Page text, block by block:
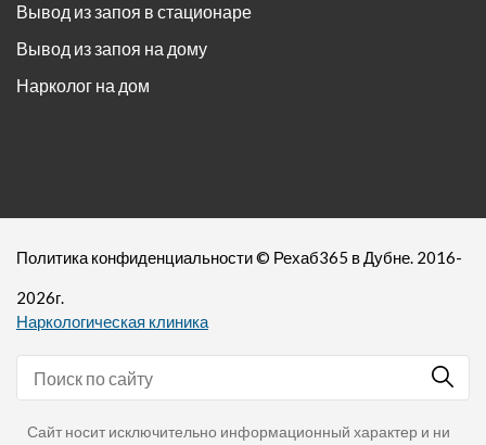
Вывод из запоя в стационаре
Вывод из запоя на дому
Нарколог на дом
Политика конфиденциальности© Рехаб365 в Дубне. 2016-
2026г.
Наркологическая клиника
Сайт носит исключительно информационный характер и ни